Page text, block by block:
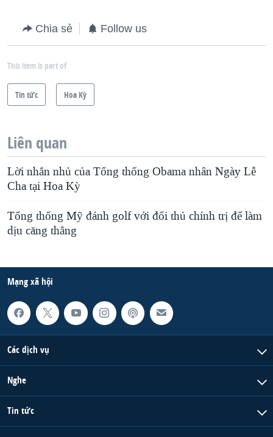
Chia sẻ Follow us
This item is part of
Tin tức Hoa Kỳ
Liên quan
Lời nhắn nhủ của Tổng thống Obama nhân Ngày Lễ
Cha tại Hoa Kỳ
Tổng thống Mỹ đánh golf với đối thủ chính trị để làm
dịu căng thẳng
Mạng xã hội
Các dịch vụ
Nghe
Tin tức